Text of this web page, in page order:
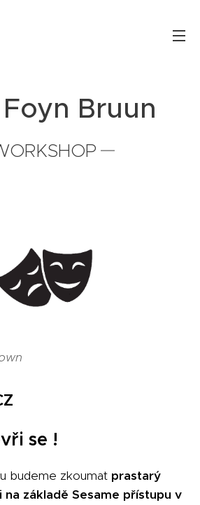
Bruun
se !
budeme zkoumat prastarý
základě Sesame přístupu v